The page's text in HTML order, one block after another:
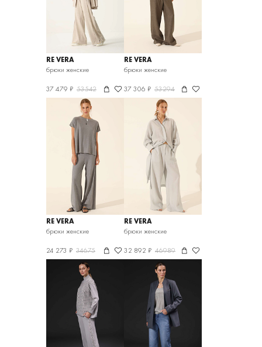
RE VERA
брюки женские
37 479 ₽ 53542
RE VERA
брюки женские
37 306 ₽ 53294
RE VERA
брюки женские
24 273 ₽ 34675
RE VERA
брюки женские
32 892 ₽ 46989